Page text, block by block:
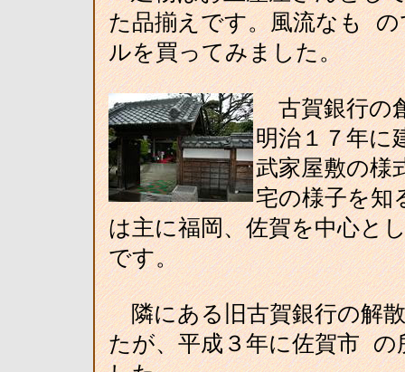
た品揃えです。風流なも
ルを買ってみました。
古賀銀行の
明治１７年に
武家屋敷の様
宅の様子を知
は主に福岡、佐賀を中心と
です。
隣にある旧古賀銀行の解
たが、平成３年に佐賀市 の